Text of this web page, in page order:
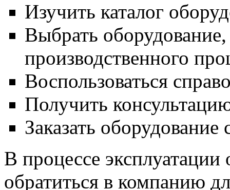
Изучить каталог
Выбрать
производственного
Воспользоваться
Получить
Заказать оборудование
В процессе
обратиться в компанию